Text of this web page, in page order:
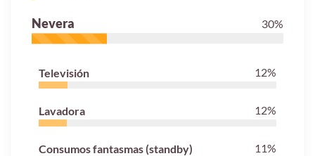
Nevera 30%
Televisión 12%
Lavadora 12%
Consumos fantasmas (standby) 11%